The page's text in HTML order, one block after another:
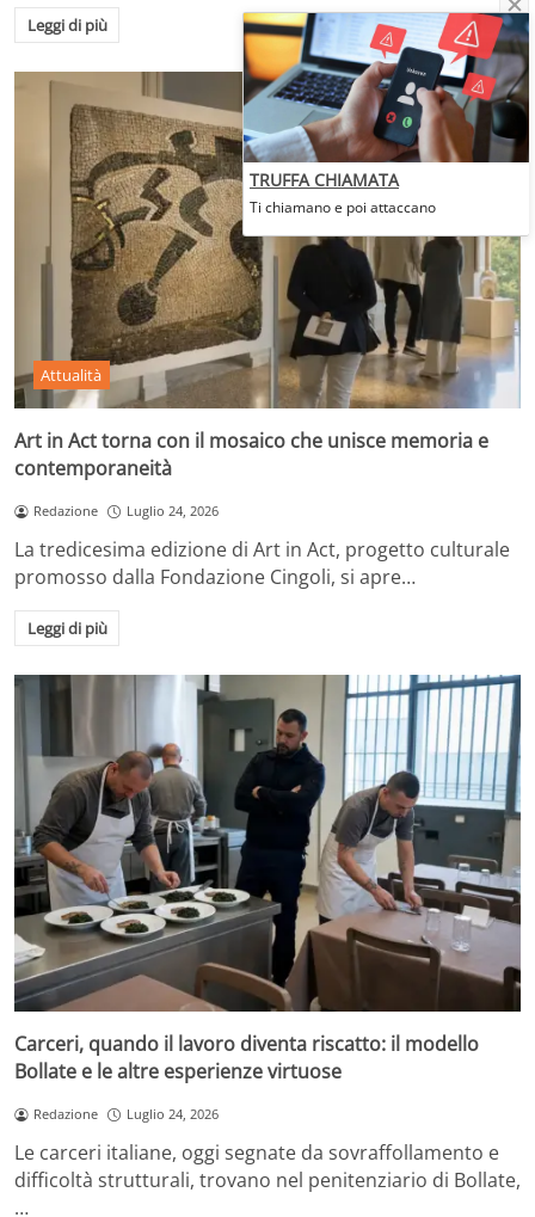
Leggi di più
Attualità
Art in Act torna con il mosaico che unisce memoria e
contemporaneità
Redazione Luglio 24, 2026
La tredicesima edizione di Art in Act, progetto culturale
promosso dalla Fondazione Cingoli, si apre…
Leggi di più
Carceri, quando il lavoro diventa riscatto: il modello
Bollate e le altre esperienze virtuose
Redazione Luglio 24, 2026
Le carceri italiane, oggi segnate da sovraffollamento e
difficoltà strutturali, trovano nel penitenziario di Bollate,
…
TRUFFA CHIAMATA
Ti chiamano e poi attaccano